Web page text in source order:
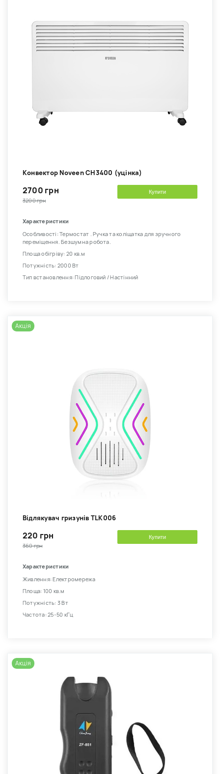
Kонвектор Noveen CH3400 (уцінка)
2700 грн
3200 грн
Купити
Характеристики
Особливості: Термостат . Ручка та коліщатка для зручного
переміщення. Безшумна робота.
Площа обігріву: 20 кв.м
Потужність: 2000 Вт
Тип встановлення: Підлоговий / Настінний
Акція
Відлякувач гризунів TLK006
220 грн
360 грн
Купити
Характеристики
Живлення: Електромережа
Площа: 100 кв.м
Потужність: 3 Вт
Частота: 25-50 кГц
Акція